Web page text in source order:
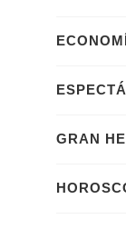
GRAN